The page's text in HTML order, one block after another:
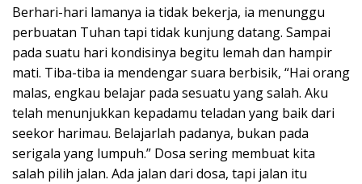
Berhari-hari lamanya ia tidak bekerja, ia menunggu
perbuatan Tuhan tapi tidak kunjung datang. Sampai
pada suatu hari kondisinya begitu lemah dan hampir
mati. Tiba-tiba ia mendengar suara berbisik, “Hai orang
malas, engkau belajar pada sesuatu yang salah. Aku
telah menunjukkan kepadamu teladan yang baik dari
seekor harimau. Belajarlah padanya, bukan pada
serigala yang lumpuh.” Dosa sering membuat kita
salah pilih jalan. Ada jalan dari dosa, tapi jalan itu